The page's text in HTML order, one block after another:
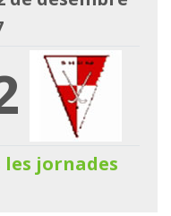
jornades